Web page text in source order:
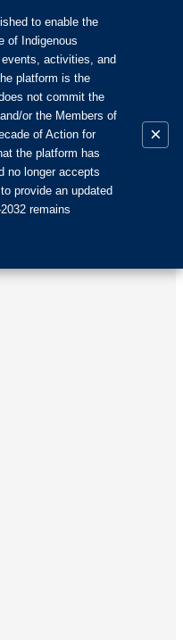
to enable the
of Indigenous
events, activities, and
platform is the
not commit the
or the Members of
of Action for
the platform has
no longer accepts
provide an updated
remains
×